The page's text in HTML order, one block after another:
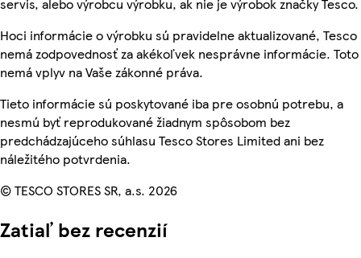
Hoci informácie o výrobku sú pravidelne aktualizované, Tesco
nemá zodpovednosť za akékoľvek nesprávne informácie. Toto
nemá vplyv na Vaše zákonné práva.
Tieto informácie sú poskytované iba pre osobnú potrebu, a
nesmú byť reprodukované žiadnym spôsobom bez
predchádzajúceho súhlasu Tesco Stores Limited ani bez
náležitého potvrdenia.
© TESCO STORES SR, a.s. 2026
Zatiaľ bez recenzií